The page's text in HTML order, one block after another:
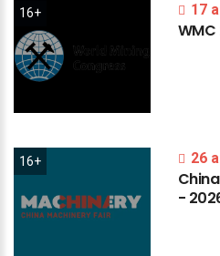
16+ 17
WMC
16+ 26
China
-